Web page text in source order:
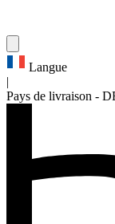
Langue
Pays de livraison -